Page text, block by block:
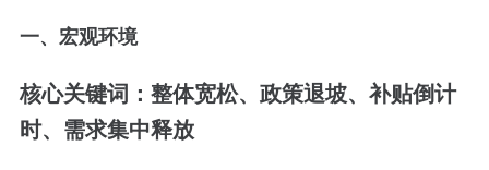
一、宏观环境
核心关键词：整体宽松、政策退坡、补贴倒计
时、需求集中释放